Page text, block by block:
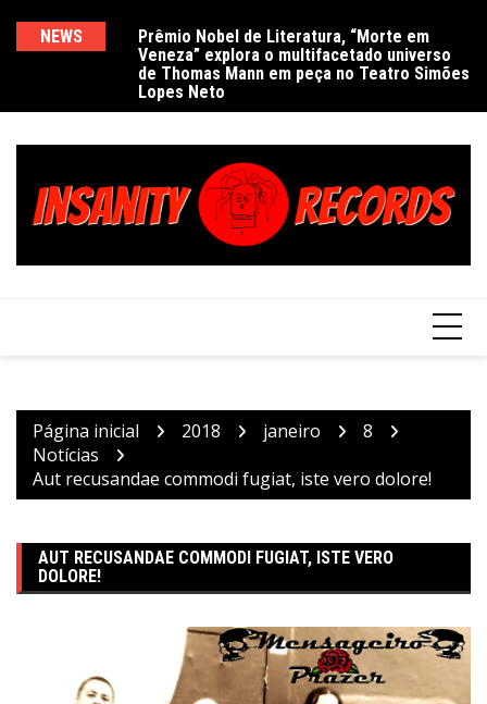
NEWS
Prêmio Nobel de Literatura, “Morte em
Veneza” explora o multifacetado universo
de Thomas Mann em peça no Teatro Simões
Lopes Neto
Página inicial 2018 janeiro
8
Notícias
Aut recusandae commodi fugiat, iste vero dolore!
AUT RECUSANDAE COMMODI FUGIAT, ISTE VERO
DOLORE!